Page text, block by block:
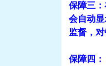
保障三
会自动
监督，
保障四